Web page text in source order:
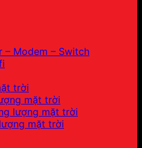
– Modem – Switch
trời
mặt trời
lượng mặt trời
mặt trời